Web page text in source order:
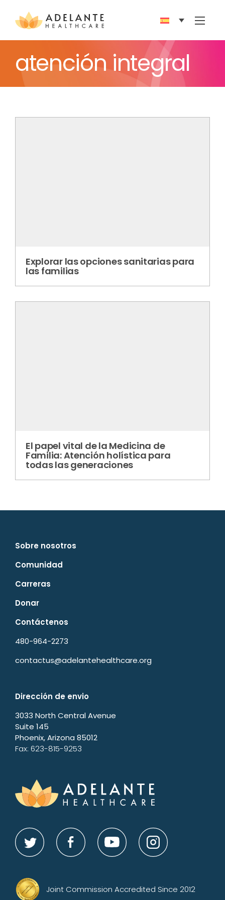
Show
atención integral
Explorar las opciones sanitarias para
las familias
El papel vital de la Medicina de
Familia: Atención holística para
todas las generaciones
Sobre nosotros
Comunidad
Carreras
Donar
Contáctenos
480-964-2273
contactus@adelantehealthcare.org
Dirección de envio
3033 North Central Avenue
Suite 145
Phoenix, Arizona 85012
Fax: 623-815-9253
Joint Commission Accredited Since 2012